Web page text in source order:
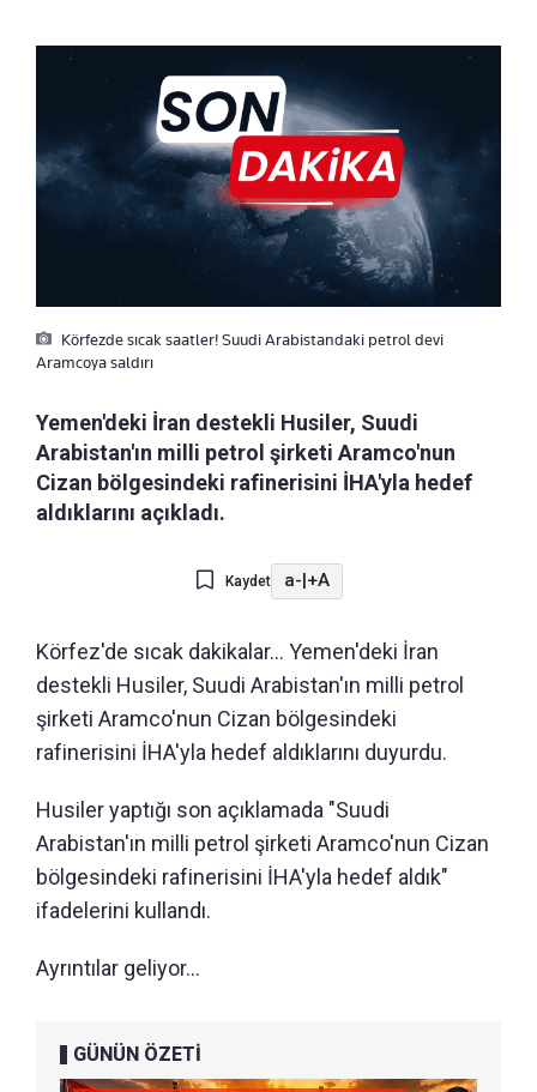
Körfezde sıcak saatler! Suudi Arabistandaki petrol devi
Aramcoya saldırı
Yemen'deki İran destekli Husiler, Suudi
Arabistan'ın milli petrol şirketi Aramco'nun
Cizan bölgesindeki rafinerisini İHA'yla hedef
aldıklarını açıkladı.
Kaydet a- +A
Körfez'de sıcak dakikalar... Yemen'deki İran
destekli Husiler, Suudi Arabistan'ın milli petrol
şirketi Aramco'nun Cizan bölgesindeki
rafinerisini İHA'yla hedef aldıklarını duyurdu.
Husiler yaptığı son açıklamada "Suudi
Arabistan'ın milli petrol şirketi Aramco'nun Cizan
bölgesindeki rafinerisini İHA'yla hedef aldık"
ifadelerini kullandı.
Ayrıntılar geliyor...
GÜNÜN ÖZETİ